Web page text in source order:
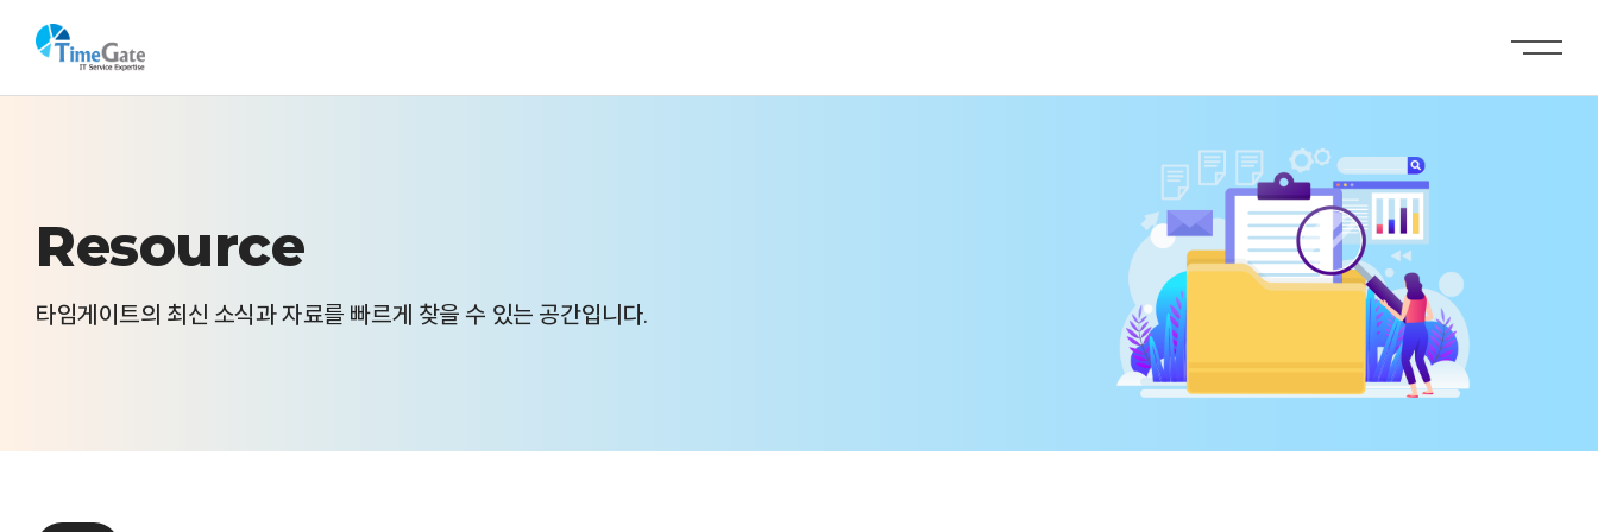
Resource
타임게이트의 최신 소식과 자료를 빠르게 찾을 수 있는 공간입니다.